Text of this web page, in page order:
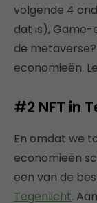
volgende 4
dat is), Game-
de
economieën.
#2 NFT in
En omdat we
economieën
een van de
Tegenlicht.